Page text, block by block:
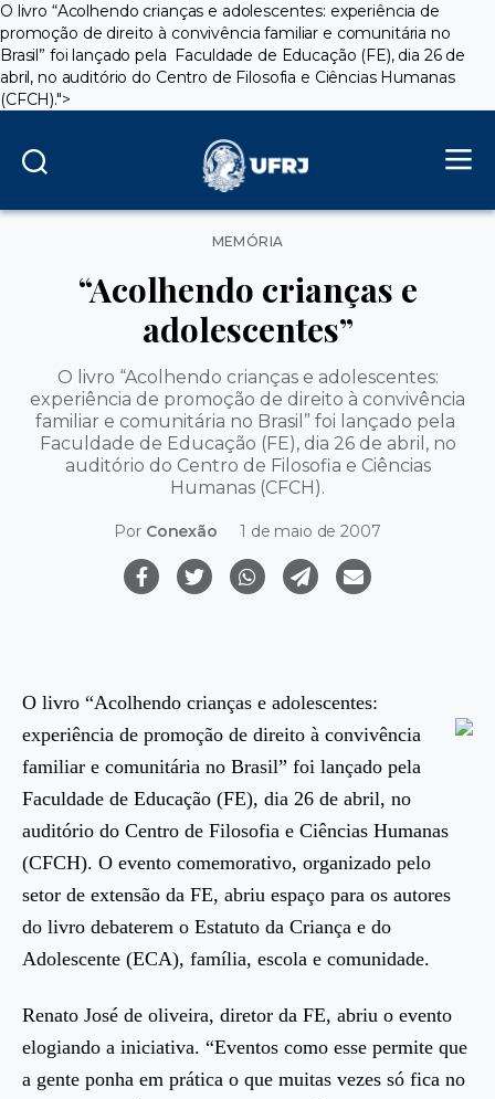
O livro “Acolhendo crianças e adolescentes: experiência de
promoção de direito à convivência familiar e comunitária no
Brasil” foi lançado pela Faculdade de Educação (FE), dia 26 de
abril, no auditório do Centro de Filosofia e Ciências Humanas
(CFCH).">
Categorias
MEMÓRIA
“Acolhendo crianças e
adolescentes”
O livro “Acolhendo crianças e adolescentes:
experiência de promoção de direito à convivência
familiar e comunitária no Brasil” foi lançado pela
Faculdade de Educação (FE), dia 26 de abril, no
auditório do Centro de Filosofia e Ciências
Humanas (CFCH).
Por Conexão 1 de maio de 2007
O livro “Acolhendo crianças e adolescentes:
experiência de promoção de direito à convivência
familiar e comunitária no Brasil” foi lançado pela
Faculdade de Educação (FE), dia 26 de abril, no
auditório do Centro de Filosofia e Ciências Humanas
(CFCH). O evento comemorativo, organizado pelo
setor de extensão da FE, abriu espaço para os autores
do livro debaterem o Estatuto da Criança e do
Adolescente (ECA), família, escola e comunidade.
Renato José de oliveira, diretor da FE, abriu o evento
elogiando a iniciativa. “Eventos como esse permite que
a gente ponha em prática o que muitas vezes só fica no